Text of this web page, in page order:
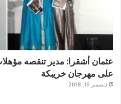
عثمان أشقرا: مدير تنقصه
على مهرجان خريبكة
ديسمبر 16, 2018